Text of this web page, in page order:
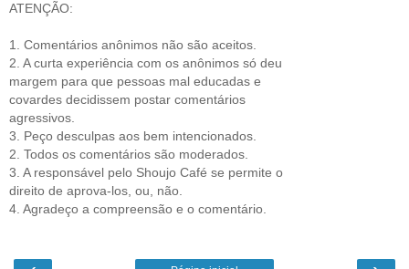
ATENÇÃO:
1. Comentários anônimos não são aceitos.
2. A curta experiência com os anônimos só deu
margem para que pessoas mal educadas e
covardes decidissem postar comentários
agressivos.
3. Peço desculpas aos bem intencionados.
2. Todos os comentários são moderados.
3. A responsável pelo Shoujo Café se permite o
direito de aprova-los, ou, não.
4. Agradeço a compreensão e o comentário.